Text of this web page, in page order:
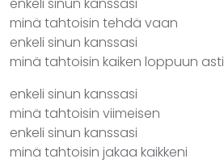
minä tahtoisin tehdä vaan
enkeli sinun kanssasi
minä tahtoisin kaiken loppuun asti
enkeli sinun kanssasi
minä tahtoisin viimeisen
enkeli sinun kanssasi
minä tahtoisin jakaa kaikkeni